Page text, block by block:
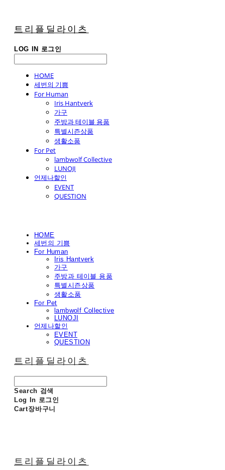
트리플딜라이츠
LOG IN 로그인
HOME
세번의 기쁨
For Human
Iris Hantverk
가구
주방과 테이블 용품
특별시즌상품
생활소품
For Pet
lambwolf Collective
LUNOJI
언제나할인
EVENT
QUESTION
HOME
세번의 기쁨
For Human
Iris Hantverk
가구
주방과 테이블 용품
특별시즌상품
생활소품
For Pet
lambwolf Collective
LUNOJI
언제나할인
EVENT
QUESTION
트리플딜라이츠
Search 검색
Log In 로그인
Cart장바구니
트리플딜라이츠